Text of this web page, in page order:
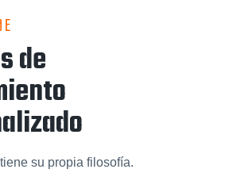
de
su propia filosofía.